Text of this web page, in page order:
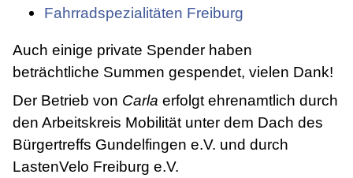
Fahrradspezialitäten Freiburg
Auch einige private Spender haben
beträchtliche Summen gespendet, vielen Dank!
Der Betrieb von Carla erfolgt ehrenamtlich durch
den Arbeitskreis Mobilität unter dem Dach des
Bürgertreffs Gundelfingen e.V. und durch
LastenVelo Freiburg e.V.